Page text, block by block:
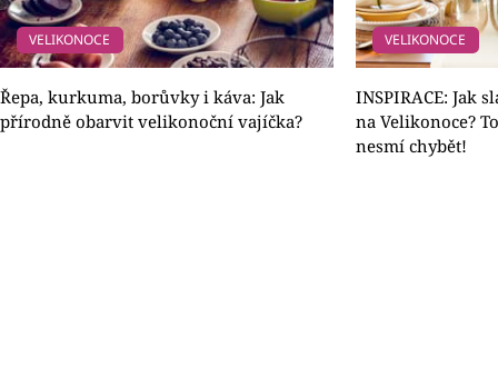
VELIKONOCE
Řepa, kurkuma, borůvky i káva: Jak
přírodně obarvit velikonoční vajíčka?
VELIKONOCE
INSPIRACE: Jak
na Velikonoce?
nesmí chybět!